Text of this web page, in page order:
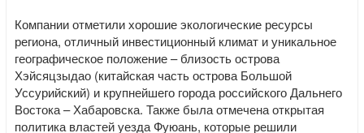
Компании отметили хорошие экологические ресурсы
региона, отличный инвестиционный климат и уникальное
географическое положение – близость острова
Хэйсяцзыдао (китайская часть острова Большой
Уссурийский) и крупнейшего города российского Дальнего
Востока – Хабаровска. Также была отмечена открытая
политика властей уезда Фуюань, которые решили